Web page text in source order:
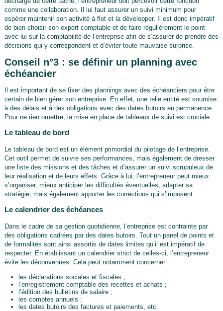
comme une collaboration. Il lui faut assurer un suivi minimum pour
espérer maintenir son activité à flot et la développer. Il est donc impératif
de bien choisir son expert comptable et de faire régulièrement le point
avec lui sur la comptabilité de l’entreprise afin de s’assurer de prendre des
décisions qui y correspondent et d’éviter toute mauvaise surprise.
Conseil n°3 : se définir un planning avec
échéancier
Il est important de se fixer des plannings avec des échéanciers pour être
certain de bien gérer son entreprise. En effet, une telle entité est soumise
à des délais et à des obligations avec des dates butoirs en permanence.
Pour ne rien omettre, la mise en place de tableaux de suivi est cruciale.
Le tableau de bord
Le tableau de bord est un élément primordial du pilotage de l’entreprise.
Cet outil permet de suivre ses performances, mais également de dresser
une liste des missions et des tâches et d’assurer un suivi scrupuleux de
leur réalisation et de leurs effets. Grâce à lui, l’entrepreneur peut mieux
s’organiser, mieux anticiper les difficultés éventuelles, adapter sa
stratégie, mais également apporter les corrections qui s’imposent.
Le calendrier des échéances
Dans le cadre de sa gestion quotidienne, l’entreprise est contrainte par
des obligations cadrées par des dates butoirs. Tout un panel de points et
de formalités sont ainsi assortis de dates limites qu’il est impératif de
respecter. En établissant un calendrier strict de celles-ci, l’entrepreneur
évite les déconvenues. Cela peut notamment concerner :
les déclarations sociales et fiscales ;
l’enregistrement comptable des recettes et achats ;
l’édition des bulletins de salaire ;
les comptes annuels ;
les dates butoirs des factures et paiements, etc.